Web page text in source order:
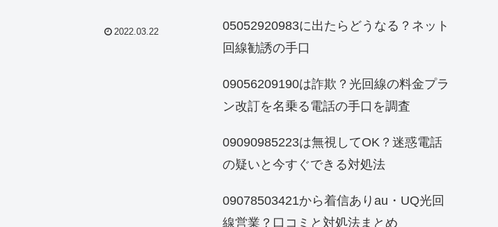
2022.03.22
05052920983に出たらどうなる？ネット
回線勧誘の手口
09056209190は詐欺？光回線の料金プラ
ン改訂を名乗る電話の手口を調査
09090985223は無視してOK？迷惑電話
の疑いと今すぐできる対処法
09078503421から着信ありau・UQ光回
線営業？口コミと対処法まとめ